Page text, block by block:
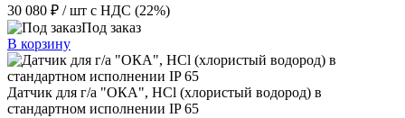
30 080 ₽ / шт с НДС (22%)
Под заказ
В корзину
Датчик для г/а "ОКА", HCl (хлористый водород) в
стандартном исполнении IP 65